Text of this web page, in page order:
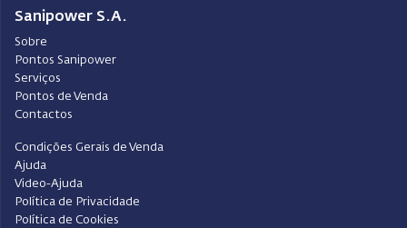
Sanipower S.A.
Sobre
Pontos Sanipower
Serviços
Pontos de Venda
Contactos
Condições Gerais de Venda
Ajuda
Video-Ajuda
Política de Privacidade
Política de Cookies